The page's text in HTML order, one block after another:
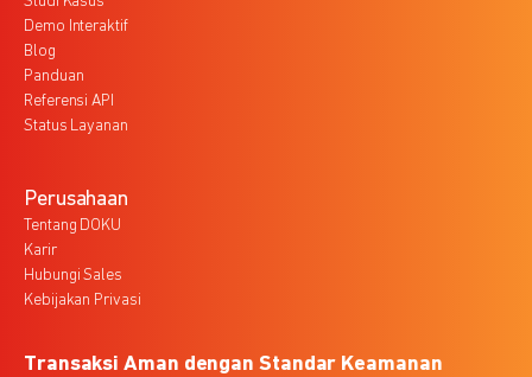
Demo Interaktif
Blog
Panduan
Referensi API
Status Layanan
Perusahaan
Tentang DOKU
Karir
Hubungi Sales
Kebijakan Privasi
Transaksi Aman dengan Standar Keamanan